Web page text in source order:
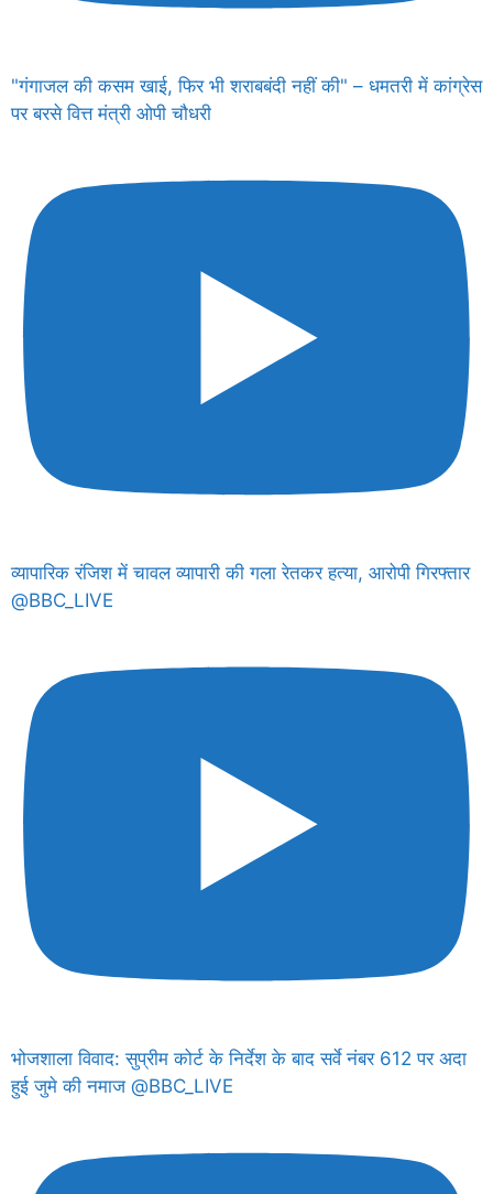
"गंगाजल की कसम खाई, फिर भी शराबबंदी नहीं की" – धमतरी में कांग्रेस
पर बरसे वित्त मंत्री ओपी चौधरी
व्यापारिक रंजिश में चावल व्यापारी की गला रेतकर हत्या, आरोपी गिरफ्तार
@BBC_LIVE
भोजशाला विवाद: सुप्रीम कोर्ट के निर्देश के बाद सर्वे नंबर 612 पर अदा
हुई जुमे की नमाज @BBC_LIVE